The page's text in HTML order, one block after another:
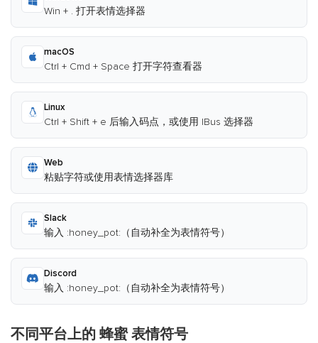
Win + . 打开表情选择器
macOS
Ctrl + Cmd + Space 打开字符查看器
Linux
Ctrl + Shift + e 后输入码点，或使用 IBus 选择器
Web
粘贴字符或使用表情选择器库
Slack
输入 :honey_pot:（自动补全为表情符号）
Discord
输入 :honey_pot:（自动补全为表情符号）
不同平台上的 蜂蜜 表情符号